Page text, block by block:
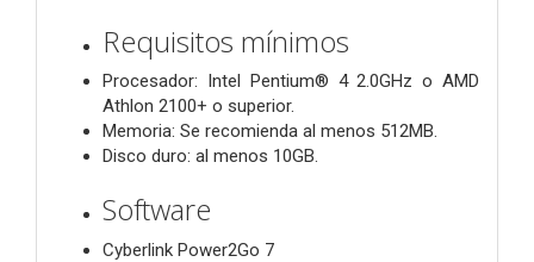
Requisitos mínimos
Procesador: Intel Pentium® 4 2.0GHz o AMD
Athlon 2100+ o superior.
Memoria: Se recomienda al menos 512MB.
Disco duro: al menos 10GB.
Software
Cyberlink Power2Go 7